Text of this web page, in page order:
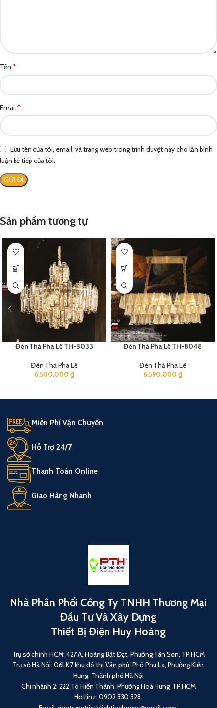
Tên *
Email*
Lưu tên của tôi, email, và trang web trong trình duyệt này cho lần bình
luận kế tiếp của tôi.
Sản phẩm tương tự
Đèn Thả Pha Lê TH-8033
Đèn Thả Pha Lê
6.500.000 ₫
Đèn Thả Pha Lê TH-8048
Đèn Thả Pha Lê
6.590.000 ₫
Miễn Phí Vận Chuyển
Hỗ Trợ 24/7
Thanh Toán Online
Giao Hàng Nhanh
Nhà Phân Phối Công Ty TNHH Thương Mại
Đầu Tư Và Xây Dựng
Thiết Bị Điện Huy Hoàng
Trụ sở chính HCM: 42/1A, Hoàng Bật Đạt, Phường Tân Sơn, TP.HCM
Trụ sở Hà Nội: 06LK7 khu đô thị Văn phú, Phố Phú La, Phường Kiến
Hưng, Thành phố Hà Nội
Chi nhánh 2: 222 Tô Hiến Thành, Phường Hoà Hưng, TP.HCM
Hotline: 0902 330 328.